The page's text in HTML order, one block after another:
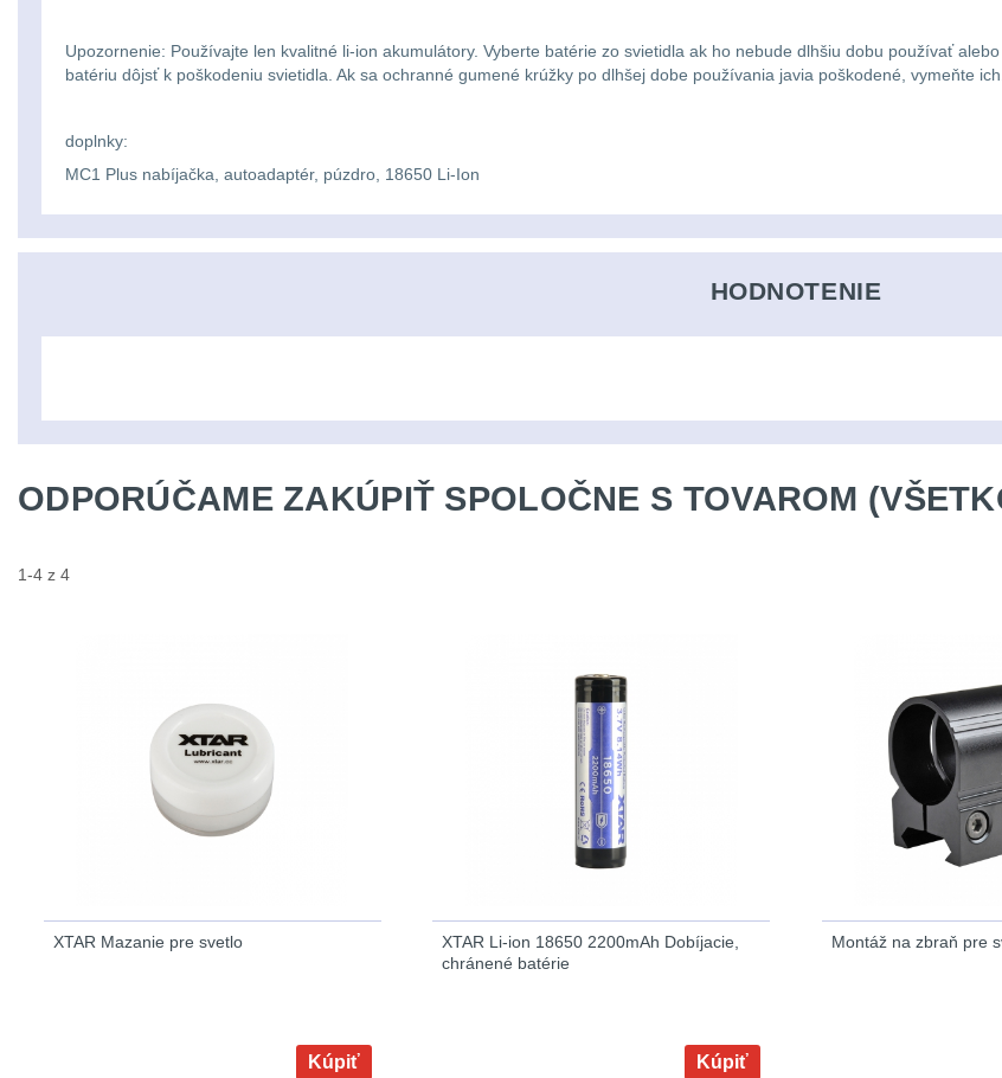
Upozornenie: Používajte len kvalitné li-ion akumulátory. Vyberte batérie zo svietidla ak ho nebude dlhšiu dobu používať
batériu dôjsť k poškodeniu svietidla. Ak sa ochranné gumené krúžky po dlhšej dobe používania javia poškodené, vymeňte ich.
doplnky:
MC1 Plus nabíjačka, autoadaptér, púzdro, 18650 Li-Ion
HODNOTENIE
ODPORÚČAME ZAKÚPIŤ SPOLOČNE S TOVAROM
1-4 z 4
XTAR Mazanie pre svetlo
Kúpiť
XTAR Li-ion 18650 2200mAh Dobíjacie,
chránené batérie
Kúpiť
Montáž na zbraň pre